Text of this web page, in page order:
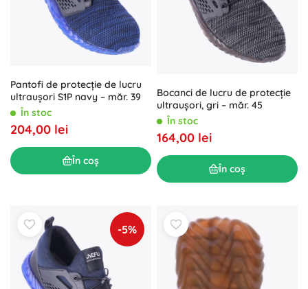
Pantofi de protecție de lucru
ultraușori S1P navy – măr. 39
În stoc
204,00 lei
În coș
Bocanci de lucru de protecție
ultraușori, gri – măr. 45
În stoc
164,00 lei
În coș
-5%